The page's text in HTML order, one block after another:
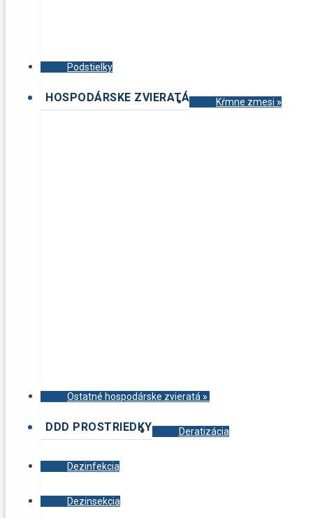
Podstielky
HOSPODÁRSKE ZVIERATÁ Kŕmne zmesi »
Ostatné hospodárske zvieratá »
DDD PROSTRIEDKY Deratizácia
Dezinfekcia
Dezinsekcia